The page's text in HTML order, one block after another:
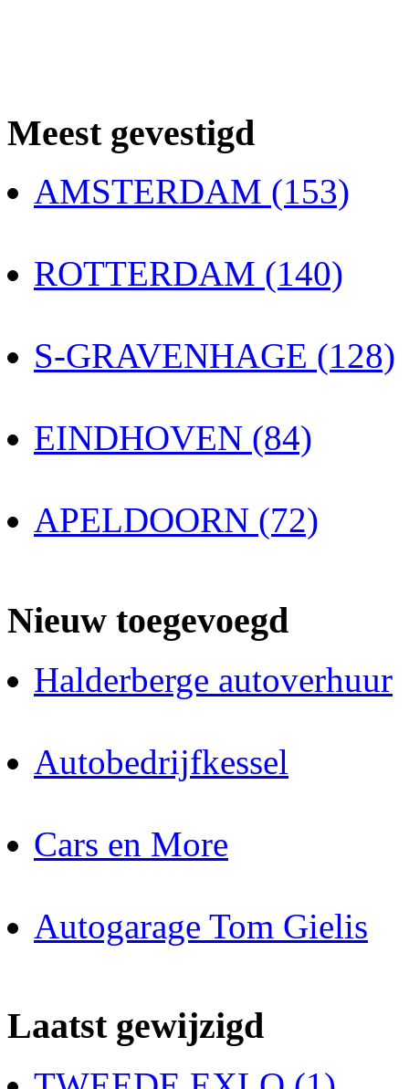
Meest gevestigd
AMSTERDAM (153)
ROTTERDAM (140)
S-GRAVENHAGE (128)
EINDHOVEN (84)
APELDOORN (72)
Nieuw toegevoegd
Halderberge autoverhuur
Autobedrijfkessel
Cars en More
Autogarage Tom Gielis
Laatst gewijzigd